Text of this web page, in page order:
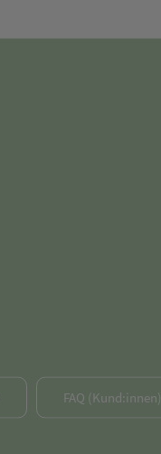
FAQ (Kund:innen)